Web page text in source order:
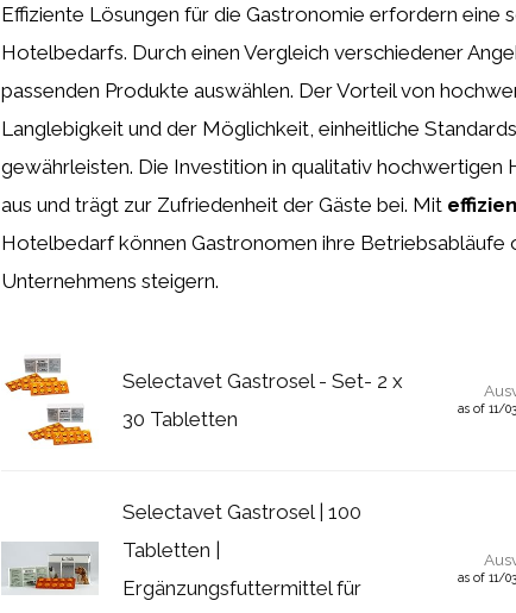
Effiziente Lösungen für die Gastronomie erfordern eine
Hotelbedarfs. Durch einen Vergleich verschiedener
passenden Produkte auswählen. Der Vorteil von
Langlebigkeit und der Möglichkeit, einheitliche
gewährleisten. Die Investition in qualitativ hochwertigen
aus und trägt zur Zufriedenheit der Gäste bei. Mit
Hotelbedarf können Gastronomen ihre Betriebsabläufe
Unternehmens steigern.
Selectavet Gastrosel - Set- 2 x
30 Tabletten
as of 11/
Selectavet Gastrosel | 100
Tabletten |
Ergänzungsfuttermittel für
as of 11/